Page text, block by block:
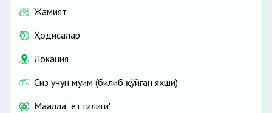
Жамият
Ҳодисалар
Локация
Сиз учун муҳим (билиб қўйган яхши)
Маҳалла "еттилиги"